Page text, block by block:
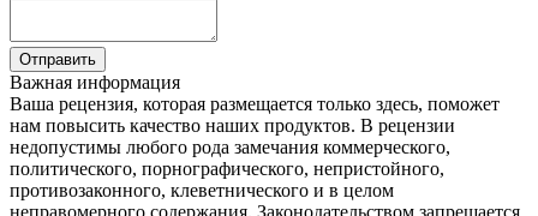
Отправить
Важная информация
Ваша рецензия, которая размещается только здесь, поможет
нам повысить качество наших продуктов. В рецензии
недопустимы любого рода замечания коммерческого,
политического, порнографического, непристойного,
противозаконного, клеветнического и в целом